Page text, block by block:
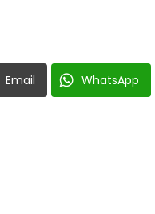
Email WhatsApp